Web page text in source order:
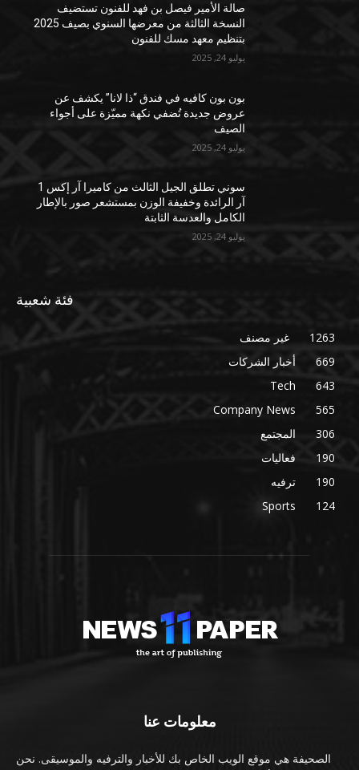
صالة الأمير فيصل بن فهد للفنون تستضيف
النسخة الثالثة من معرضها السنوي بصيف 2025
بتنظيم معهد مسك للفنون
يوليو 24, 2025
بون بون كافيه في فندق “ذا لانا” يكشف عن
عروض جديدة تُضفي نكهة مميّزة على أجواء
الصيف
يوليو 24, 2025
سوني تطلق الجيل الثالث من كاميرا آر إكس 1
آر الرائدة وخفيفة الوزن بمستشعر صور بالإطار
الكامل والعدسة الثابتة
يوليو 24, 2025
فئة شعبية
غير مصنف
1263
أخبار الشركات
669
Tech
643
Company News
565
المجتمع
306
فعاليات
190
ترفيه
190
Sports
124
معلومات عنا
الصحيفة هي موقع الويب الخاص بك للأخبار والترفيه والموسيقى. نحن